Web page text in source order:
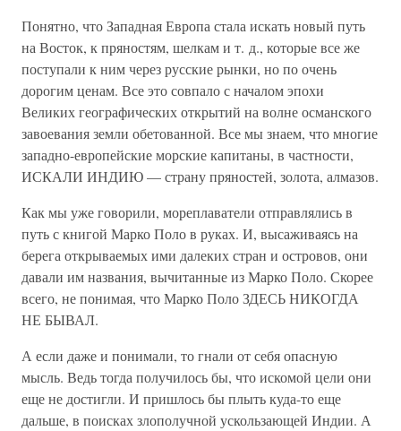
Понятно, что Западная Европа стала искать новый путь
на Восток, к пряностям, шелкам и т. д., которые все же
поступали к ним через русские рынки, но по очень
дорогим ценам. Все это совпало с началом эпохи
Великих географических открытий на волне османского
завоевания земли обетованной. Все мы знаем, что многие
западно-европейские морские капитаны, в частности,
ИСКАЛИ ИНДИЮ — страну пряностей, золота, алмазов.
Как мы уже говорили, мореплаватели отправлялись в
путь с книгой Марко Поло в руках. И, высаживаясь на
берега открываемых ими далеких стран и островов, они
давали им названия, вычитанные из Марко Поло. Скорее
всего, не понимая, что Марко Поло ЗДЕСЬ НИКОГДА
НЕ БЫВАЛ.
А если даже и понимали, то гнали от себя опасную
мысль. Ведь тогда получилось бы, что искомой цели они
еще не достигли. И пришлось бы плыть куда-то еще
дальше, в поисках злополучной ускользающей Индии. А